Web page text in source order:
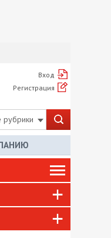
Вход
Регистрация
рубрики